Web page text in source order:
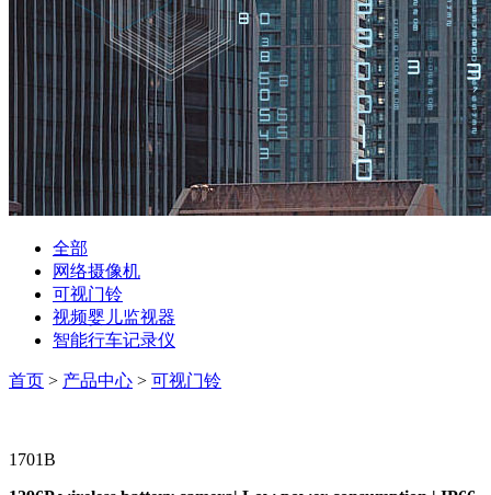
全部
网络摄像机
可视门铃
视频婴儿监视器
智能行车记录仪
首页 > 产品中心 > 可视门铃
1701B